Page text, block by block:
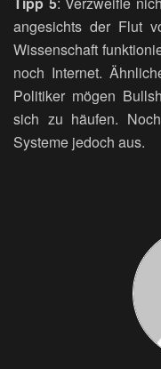
angesichts der Flut
Wissenschaft
noch Internet.
Politiker mögen
sich zu häufen.
Systeme jedoch aus.